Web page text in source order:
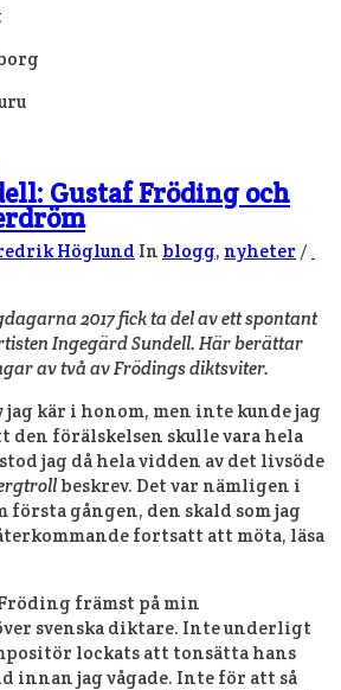
Gustaf Fröding och
Höglund In blogg, nyheter /
2017 fick ta del av ett spontant
Ingegärd Sundell. Här berättar
av två av Frödings diktsviter.
jag kär i honom, men inte kunde jag
den förälskelsen skulle vara hela
jag då hela vidden av det livsöde
beskrev. Det var nämligen i
första gången, den skald som jag
fortsatt att möta, läsa
främst på min
svenska diktare. Inte underligt
lockats att tonsätta hans
innan jag vågade. Inte för att så